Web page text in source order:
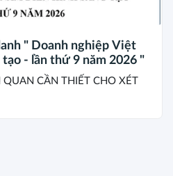
" Doanh nghiệp Việt
- lần thứ 9 năm 2026 "
CẦN THIẾT CHO XÉT